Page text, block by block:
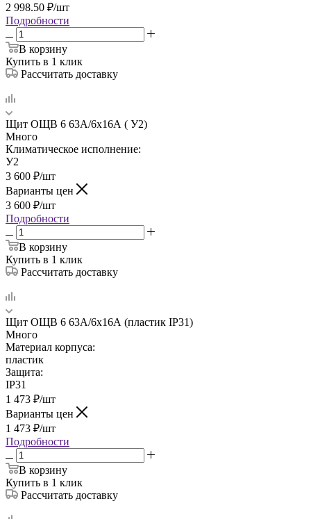
2 998.50 ₽/шт
Подробности
В корзину
Купить в 1 клик
Рассчитать доставку
Щит ОЩВ 6 63А/6х16А ( У2)
Много
Климатическое исполнение:
У2
3 600 ₽/шт
Варианты цен
3 600 ₽/шт
Подробности
В корзину
Купить в 1 клик
Рассчитать доставку
Щит ОЩВ 6 63А/6х16А (пластик IP31)
Много
Материал корпуса:
пластик
Защита:
IP31
1 473 ₽/шт
Варианты цен
1 473 ₽/шт
Подробности
В корзину
Купить в 1 клик
Рассчитать доставку